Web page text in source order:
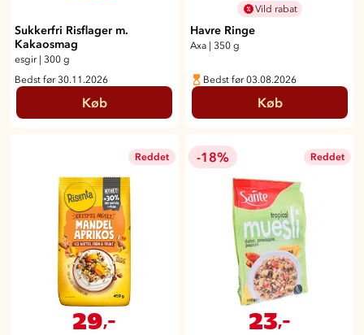
Sukkerfri Risflager m.
Kakaosmag
esgir
300 g
Bedst før 30.11.2026
Køb
Vild rabat
Havre Ringe
Axa 350 g
Bedst før 03.08.2026
Køb
Reddet
29 ,-
-18% Reddet
23 ,-